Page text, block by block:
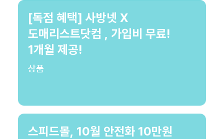
[독점 혜택] 사방넷 X
도매리스트닷컴 , 가입비 무료!
1개월 제공!
상품
스피드몰, 10월 안전화 10만원